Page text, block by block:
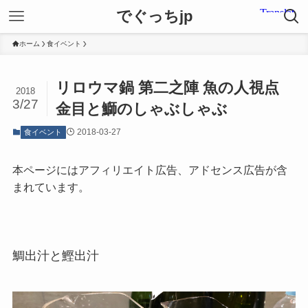
でぐっちjp
ホーム 食イベント
リロウマ鍋 第二之陣 魚の人視点
金目と鰤のしゃぶしゃぶ
2018
3/27
食イベント 2018-03-27
本ページにはアフィリエイト広告、アドセンス広告が含
まれています。
鯛出汁と鰹出汁